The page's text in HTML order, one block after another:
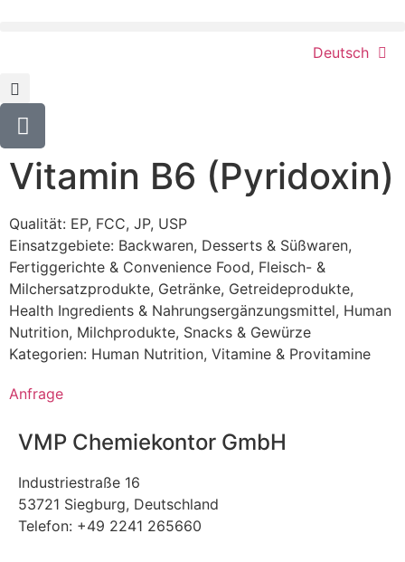
Deutsch
Vitamin B6 (Pyridoxin)
Qualität: EP, FCC, JP, USP
Einsatzgebiete: Backwaren, Desserts & Süßwaren,
Fertiggerichte & Convenience Food, Fleisch- &
Milchersatzprodukte, Getränke, Getreideprodukte,
Health Ingredients & Nahrungsergänzungsmittel, Human
Nutrition, Milchprodukte, Snacks & Gewürze
Kategorien: Human Nutrition, Vitamine & Provitamine
Anfrage
VMP Chemiekontor GmbH
Industriestraße 16
53721 Siegburg, Deutschland
Telefon: +49 2241 265660